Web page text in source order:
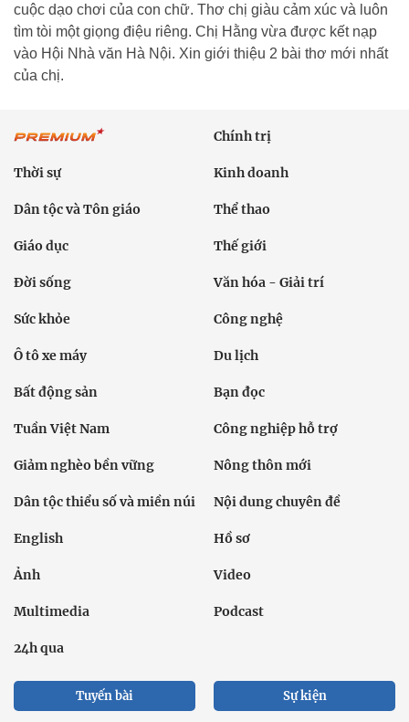
cuộc dạo chơi của con chữ. Thơ chị giàu cảm xúc và luôn
tìm tòi một giọng điệu riêng. Chị Hằng vừa được kết nạp
vào Hội Nhà văn Hà Nội. Xin giới thiệu 2 bài thơ mới nhất
của chị.
Chính trị
Thời sự Kinh doanh
Dân tộc và Tôn giáo Thể thao
Giáo dục Thế giới
Đời sống Văn hóa - Giải trí
Sức khỏe Công nghệ
Ô tô xe máy Du lịch
Bất động sản Bạn đọc
Tuần Việt Nam Công nghiệp hỗ trợ
Giảm nghèo bền vững Nông thôn mới
Dân tộc thiểu số và miền núi Nội dung chuyên đề
English Hồ sơ
Ảnh Video
Multimedia Podcast
24h qua
Tuyến bài Sự kiện